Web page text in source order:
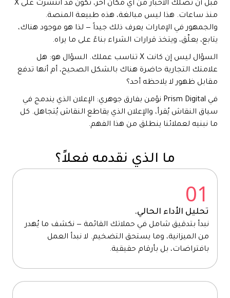
قبل أن تصلك الأخبار من أي مكان آخر، تكون قد انتشرت على X
منذ ساعات. هذا ليس مبالغة، هذه طبيعة المنصة.
والجمهور في الإمارات يعرف ذلك جيداً — لذا هو موجود هناك،
يتابع، يعلّق، ويتخذ قرارات الشراء بناءً على ما يراه.
السؤال ليس إن كانت X تناسب عملك. السؤال هو: هل
علامتك التجارية حاضرة هناك بالشكل الصحيح، أم أنها تدفع
مقابل ظهور لا يلاحظه أحد؟
في Prism Digital نؤمن بفارق جوهري: الإعلان الذي يندمج في
سياق النقاش يُقرأ، والإعلان الذي يقاطع النقاش يُتجاهل. كل
ما نبنيه لعملائنا ينطلق من هذا الفهم.
ما الذي نقدمه فعلاً؟
01
تحليل الأداء الحالي.
نبدأ بتدقيق شامل في حملاتك القائمة — نكشف ما يُهدر
من الميزانية، وما يستحق التضخيم. لا نبدأ العمل
بافتراضات، بل بأرقام حقيقية.